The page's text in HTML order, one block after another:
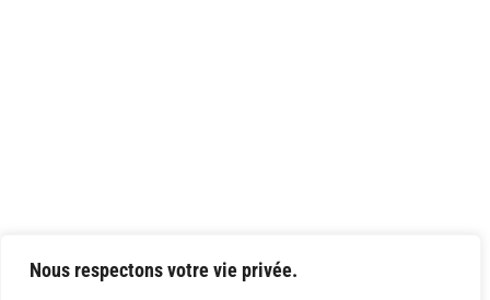
Nous respectons votre vie privée.